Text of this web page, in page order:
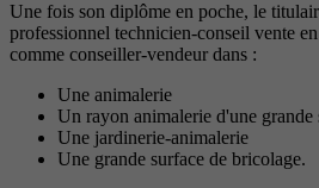
Une fois son diplôme en poche, le
professionnel technicien-conseil vente
comme conseiller-vendeur dans :
Une animalerie
Un rayon animalerie d'une grande
Une jardinerie-animalerie
Une grande surface de bricolage.